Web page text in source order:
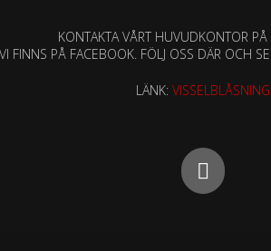
KONTAKTA VÅRT HUVUDKONTOR PÅ
VI FINNS PÅ FACEBOOK. FÖLJ OSS DÄR OCH
LÄNK: VISSELBLÅSNING